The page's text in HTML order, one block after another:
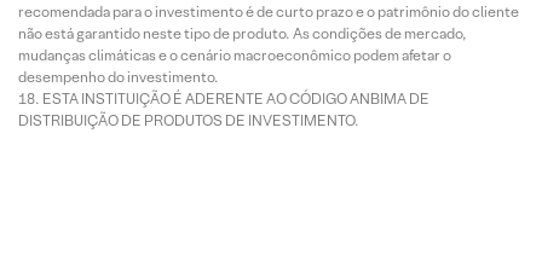
recomendada para o investimento é de curto prazo e o patrimônio do cliente
não está garantido neste tipo de produto. As condições de mercado,
mudanças climáticas e o cenário macroeconômico podem afetar o
desempenho do investimento.
ESTA INSTITUIÇÃO É ADERENTE AO CÓDIGO ANBIMA DE
DISTRIBUIÇÃO DE PRODUTOS DE INVESTIMENTO.